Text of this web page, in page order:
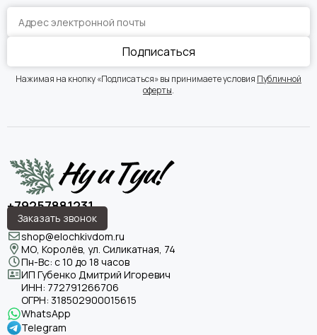
Подписаться
Нажимая на кнопку «Подписаться» вы принимаете условия Публичной
оферты.
+79257881231
Заказать звонок
shop@elochkivdom.ru
МО, Королёв, ул. Силикатная, 74
Пн-Вс: с 10 до 18 часов
ИП Губенко Дмитрий Игоревич
ИНН: 772791266706
ОГРН: 318502900015615
WhatsApp
Telegram